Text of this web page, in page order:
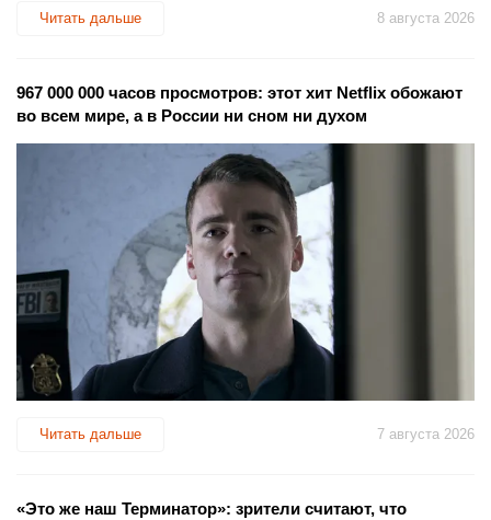
Читать дальше 8 августа 2026
967 000 000 часов просмотров: этот хит Netflix обожают
во всем мире, а в России ни сном ни духом
Читать дальше 7 августа 2026
«Это же наш Терминатор»: зрители считают, что